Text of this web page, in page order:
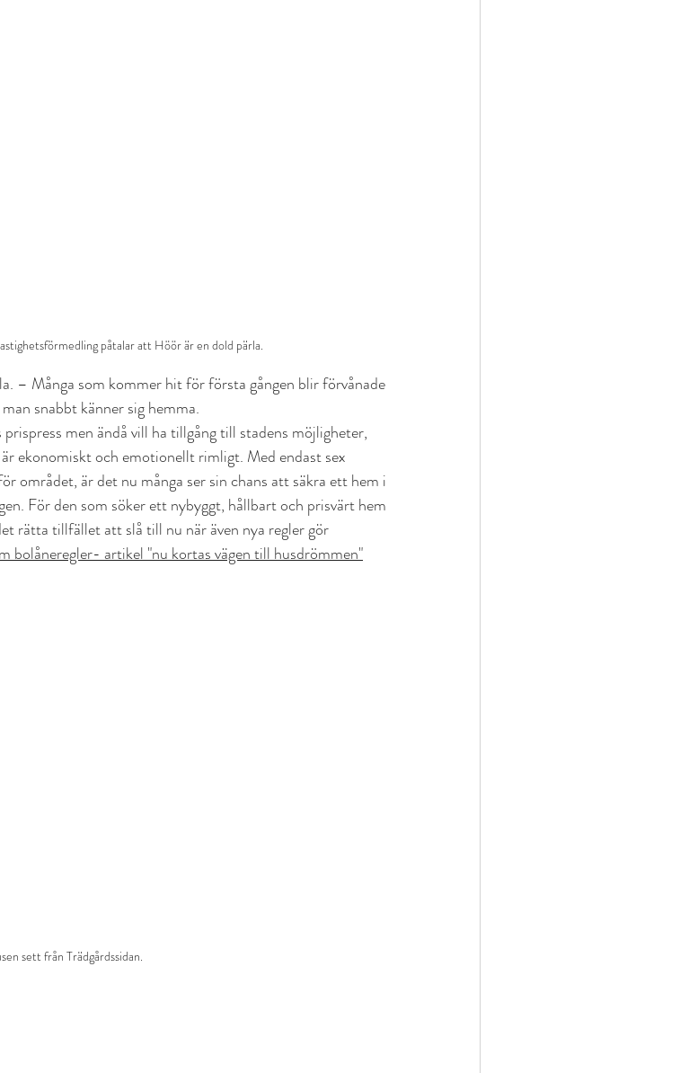
påtalar att Höör är en dold pärla.
– Många som kommer hit för första gången blir förvånade
snabbt känner sig hemma.
men ändå vill ha tillgång till stadens möjligheter,
ekonomiskt och emotionellt rimligt. Med endast sex
området, är det nu många ser sin chans att säkra ett hem i
För den som söker ett nybyggt, hållbart och prisvärt hem
rätta tillfället att slå till nu när även nya regler gör
bolåneregler- artikel "nu kortas vägen till husdrömmen"
sett från Trädgårdssidan.